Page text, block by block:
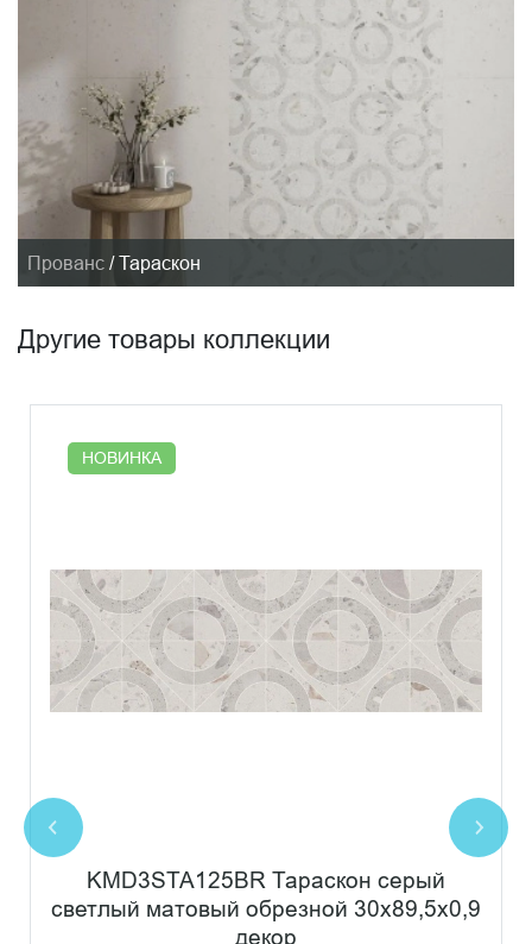
Прованс / Тараскон
Другие товары коллекции
НОВИНКА
KMD3STA125BR Тараскон серый
светлый матовый обрезной 30x89,5x0,9
декор